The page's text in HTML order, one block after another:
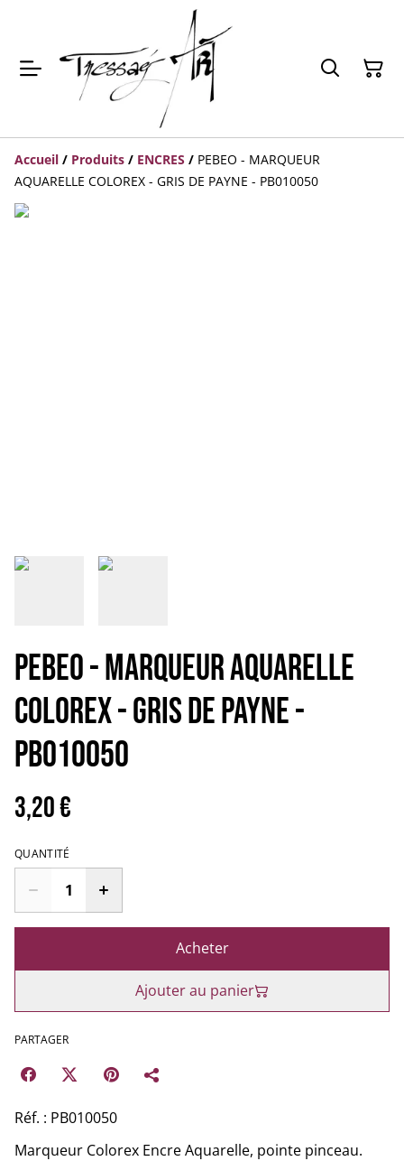
Accueil / Produits / ENCRES / PEBEO - MARQUEUR
AQUARELLE COLOREX - GRIS DE PAYNE - PB010050
PEBEO - MARQUEUR AQUARELLE
COLOREX - GRIS DE PAYNE -
PB010050
3,20 €
QUANTITÉ
Acheter
Ajouter au panier
PARTAGER
Réf. : PB010050
Marqueur Colorex Encre Aquarelle, pointe pinceau.